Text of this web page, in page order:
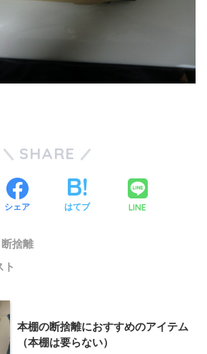
SHARE
シェア はてブ LINE
捨離
ト
本棚の断捨離におすすめのアイテム
（本棚は要らない）